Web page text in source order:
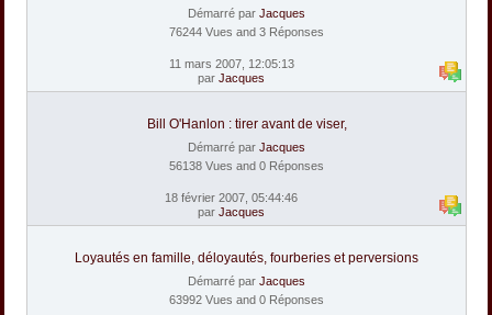
Démarré par Jacques
76244 Vues and 3 Réponses
11 mars 2007, 12:05:13
par Jacques
Bill O'Hanlon : tirer avant de viser,
Démarré par Jacques
56138 Vues and 0 Réponses
18 février 2007, 05:44:46
par Jacques
Loyautés en famille, déloyautés, fourberies et perversions
Démarré par Jacques
63992 Vues and 0 Réponses